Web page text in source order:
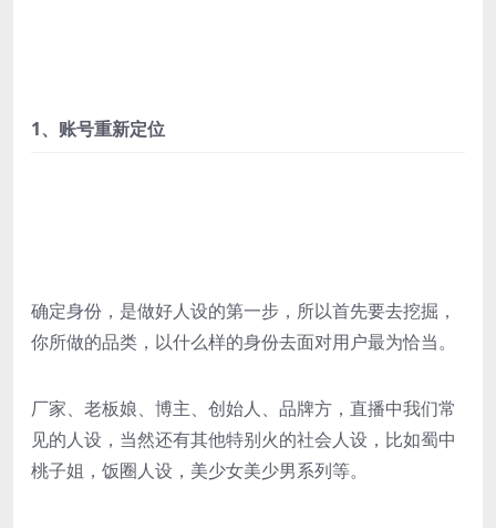
1、账号重新定位
确定身份，是做好人设的第一步，所以首先要去挖掘，
你所做的品类，以什么样的身份去面对用户最为恰当。
厂家、老板娘、博主、创始人、品牌方，直播中我们常
见的人设，当然还有其他特别火的社会人设，比如蜀中
桃子姐，饭圈人设，美少女美少男系列等。